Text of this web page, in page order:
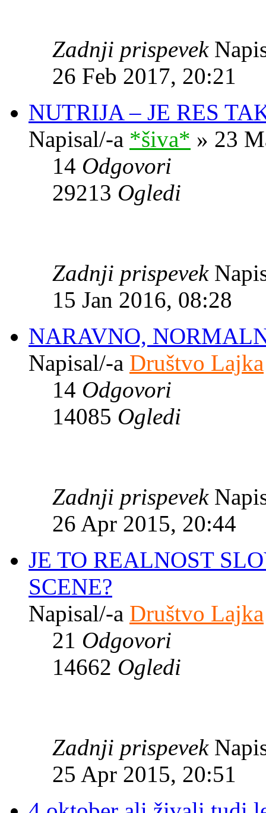
Zadnji prispevek
26 Feb 2017, 20:21
NUTRIJA – JE RES
Napisal/-a *šiva* » 23
14 Odgovori
29213 Ogledi
Zadnji prispevek
15 Jan 2016, 08:28
NARAVNO,
Napisal/-a Društvo Lajka
14 Odgovori
14085 Ogledi
Zadnji prispevek
26 Apr 2015, 20:44
JE TO REALNOST
SCENE?
Napisal/-a Društvo Lajka
21 Odgovori
14662 Ogledi
Zadnji prispevek
25 Apr 2015, 20:51